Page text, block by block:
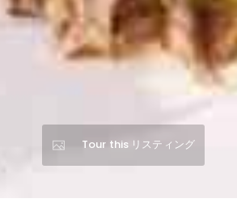
Tour this リスティング